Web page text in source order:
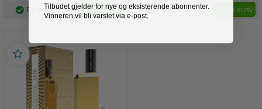
På lager LEGG I KURV På lager LEGG I KURV
Tilbudet gjelder for nye og eksisterende abonnenter.
Vinneren vil bli varslet via e-post.